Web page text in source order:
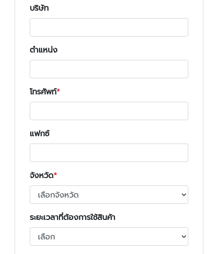
บริษัท
ตำแหน่ง
โทรศัพท์
แฟกซ์
จังหวัด
ระยะเวลาที่ต้องการใช้สินค้า